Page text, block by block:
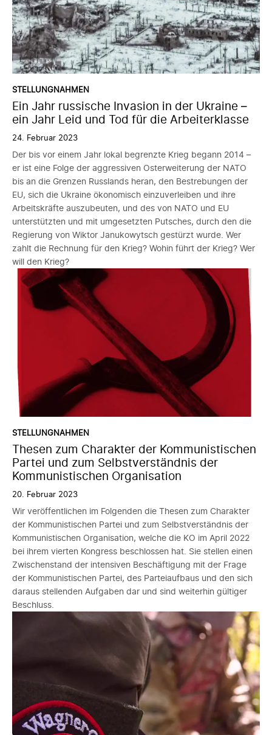
STELLUNGNAHMEN
Ein Jahr russische Invasion in der Ukraine –
ein Jahr Leid und Tod für die Arbeiterklasse
24. Februar 2023
Der bis vor einem Jahr lokal begrenzte Krieg begann 2014 –
er ist eine Folge der aggressiven Osterweiterung der NATO
bis an die Grenzen Russlands heran, den Bestrebungen der
EU, sich die Ukraine ökonomisch einzuverleiben und ihre
Arbeitskräfte auszubeuten, und des von NATO und EU
unterstützten und mit umgesetzten Putsches, durch den die
Regierung von Wiktor Janukowytsch gestürzt wurde. Wer
zahlt die Rechnung für den Krieg? Wohin führt der Krieg? Wer
will den Krieg?
STELLUNGNAHMEN
Thesen zum Charakter der Kommunistischen
Partei und zum Selbstverständnis der
Kommunistischen Organisation
20. Februar 2023
Wir veröffentlichen im Folgenden die Thesen zum Charakter
der Kommunistischen Partei und zum Selbstverständnis der
Kommunistischen Organisation, welche die KO im April 2022
bei ihrem vierten Kongress beschlossen hat. Sie stellen einen
Zwischenstand der intensiven Beschäftigung mit der Frage
der Kommunistischen Partei, des Parteiaufbaus und den sich
daraus stellenden Aufgaben dar und sind weiterhin gültiger
Beschluss.